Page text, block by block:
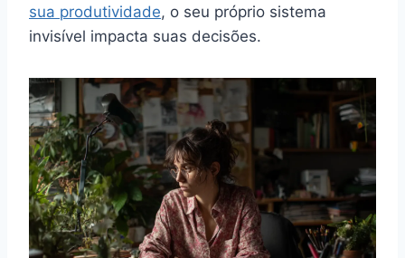
sua produtividade, o seu próprio sistema
invisível impacta suas decisões.